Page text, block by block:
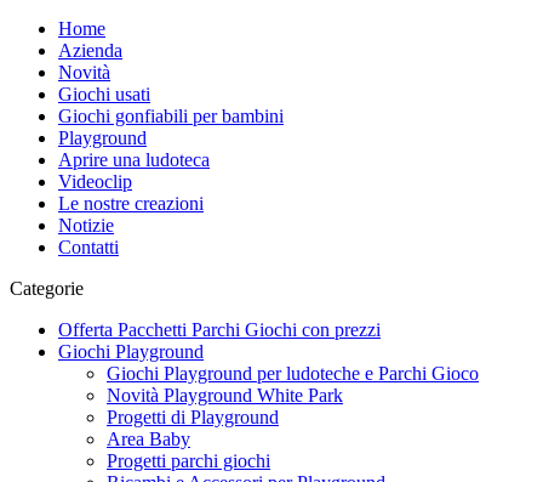
Home
Azienda
Novità
Giochi usati
Giochi gonfiabili per bambini
Playground
Aprire una ludoteca
Videoclip
Le nostre creazioni
Notizie
Contatti
Categorie
Offerta Pacchetti Parchi Giochi con prezzi
Giochi Playground
Giochi Playground per ludoteche e Parchi Gioco
Novità Playground White Park
Progetti di Playground
Area Baby
Progetti parchi giochi